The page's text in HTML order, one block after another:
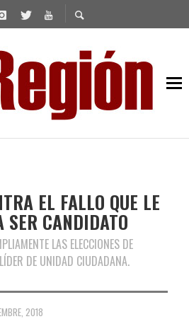
EL FALLO QUE LE
CANDIDATO
LAS ELECCIONES DE
DE UNIDAD CIUDADANA.
2018